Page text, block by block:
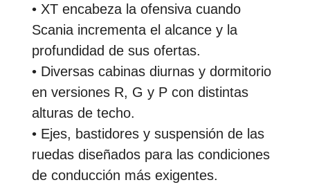
• XT encabeza la ofensiva cuando
Scania incrementa el alcance y la
profundidad de sus ofertas.
• Diversas cabinas diurnas y dormitorio
en versiones R, G y P con distintas
alturas de techo.
• Ejes, bastidores y suspensión de las
ruedas diseñados para las condiciones
de conducción más exigentes.